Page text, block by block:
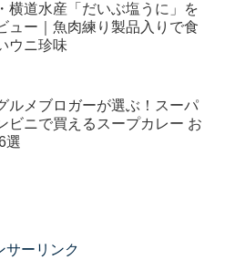
横道水産「だいぶ塩うに」を
ュー｜魚肉練り製品入りで食
ウニ珍味
ルメブロガーが選ぶ！スーパ
ビニで買えるスープカレー お
選
サーリンク